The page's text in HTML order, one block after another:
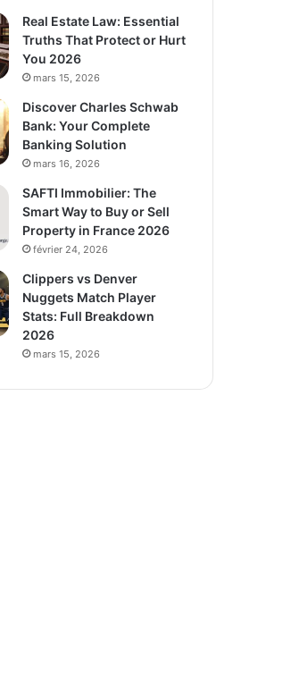
Real Estate Law: Essential
Truths That Protect or Hurt
You 2026
mars 15, 2026
Discover Charles Schwab
Bank: Your Complete
Banking Solution
mars 16, 2026
SAFTI Immobilier: The
Smart Way to Buy or Sell
Property in France 2026
février 24, 2026
Clippers vs Denver
Nuggets Match Player
Stats: Full Breakdown
2026
mars 15, 2026